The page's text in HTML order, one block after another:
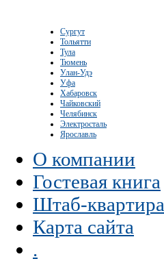
Сургут
Тольятти
Тула
Тюмень
Улан-Удэ
Уфа
Хабаровск
Чайковский
Челябинск
Электросталь
Ярославль
О компании
Гостевая книга
Штаб-квартира
Карта сайта
.